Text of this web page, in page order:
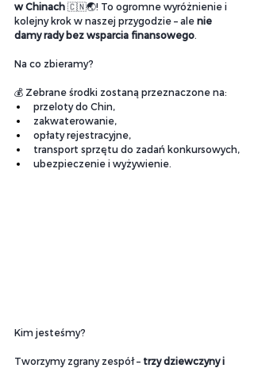
w Chinach 🇨🇳🌏! To ogromne wyróżnienie i
kolejny krok w naszej przygodzie – ale nie
damy rady bez wsparcia finansowego.
Na co zbieramy?
💰 Zebrane środki zostaną przeznaczone na:
przeloty do Chin,
zakwaterowanie,
opłaty rejestracyjne,
transport sprzętu do zadań konkursowych,
ubezpieczenie i wyżywienie.
Kim jesteśmy?
Tworzymy zgrany zespół – trzy dziewczyny i